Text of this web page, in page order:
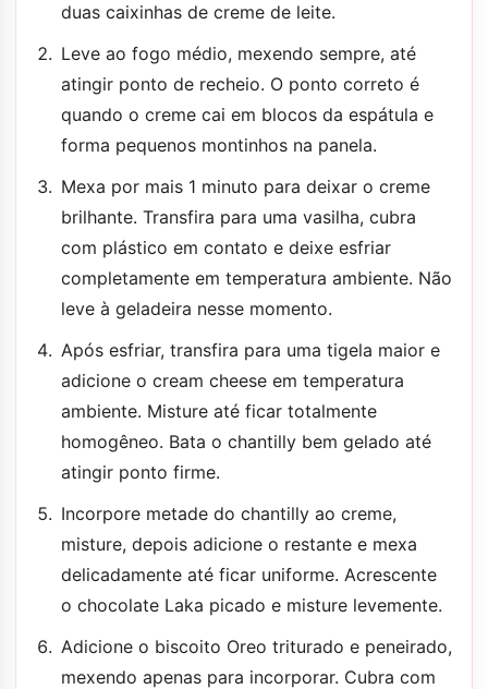
duas caixinhas de creme de leite.
Leve ao fogo médio, mexendo sempre, até
atingir ponto de recheio. O ponto correto é
quando o creme cai em blocos da espátula e
forma pequenos montinhos na panela.
Mexa por mais 1 minuto para deixar o creme
brilhante. Transfira para uma vasilha, cubra
com plástico em contato e deixe esfriar
completamente em temperatura ambiente. Não
leve à geladeira nesse momento.
Após esfriar, transfira para uma tigela maior e
adicione o cream cheese em temperatura
ambiente. Misture até ficar totalmente
homogêneo. Bata o chantilly bem gelado até
atingir ponto firme.
Incorpore metade do chantilly ao creme,
misture, depois adicione o restante e mexa
delicadamente até ficar uniforme. Acrescente
o chocolate Laka picado e misture levemente.
Adicione o biscoito Oreo triturado e peneirado,
mexendo apenas para incorporar. Cubra com